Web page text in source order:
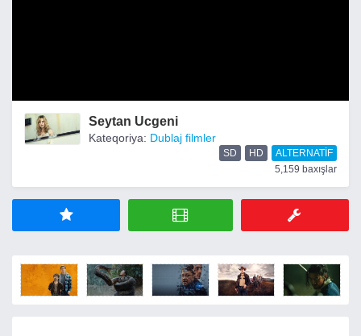
Seytan Ucgeni
Kateqoriya: Dublaj filmler
SD HD
ALTERNATIF
5,159 baxışlar